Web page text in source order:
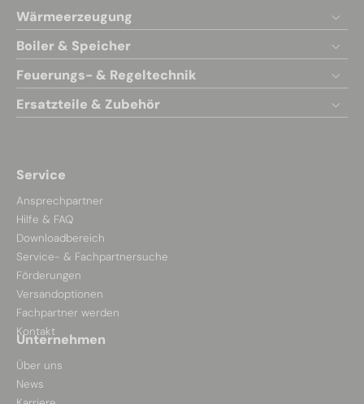
Wärmeerzeugung
Boiler & Speicher
Feuerungs- & Regeltechnik
Ersatzteile & Zubehör
Service
Ansprechpartner
Hilfe & FAQ
Downloadbereich
Service- & Fachpartnersuche
Förderungen
Versandoptionen
Fachpartner werden
Kontakt
Unternehmen
Über uns
News